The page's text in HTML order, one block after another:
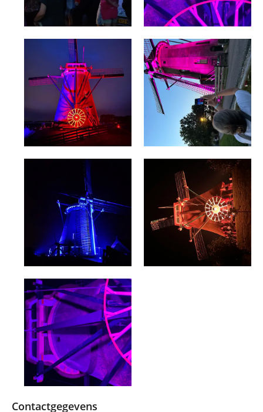
Contactgegevens